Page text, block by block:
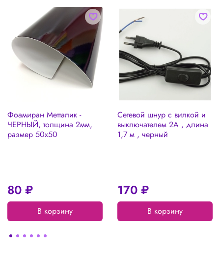
Фоамиран Метталик -
ЧЕРНЫЙ, толщина 2мм,
размер 50х50
80 ₽
В корзину
Сетевой шнур с вилкой и
выключателем 2А , длина
1,7 м , черный
170 ₽
В корзину